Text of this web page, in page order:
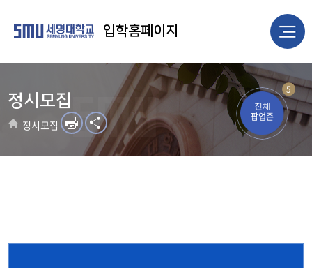
5
전체
팝업존
입학홈페이지
정시모집
정시모집